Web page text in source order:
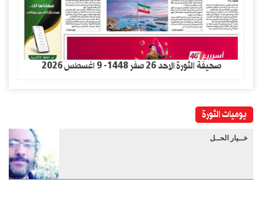
صحيفة الثورة الاحد 26 صفر 1448- 9 اغسطس 2026
يوميات الثورة
خــيار الحــل